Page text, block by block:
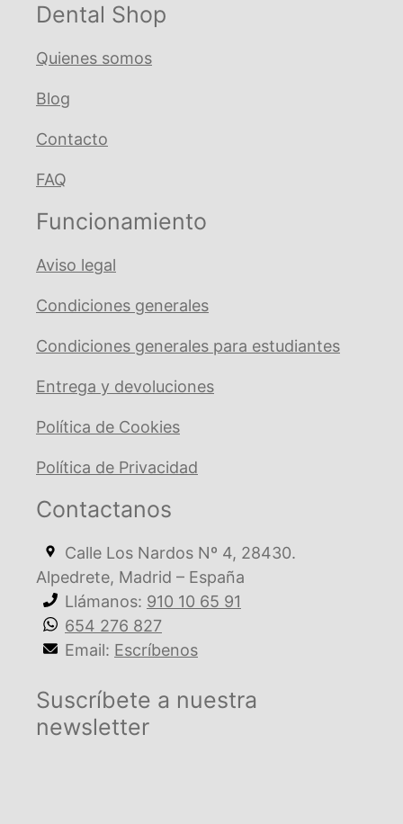
Dental Shop
Quienes somos
Blog
Contacto
FAQ
Funcionamiento
Aviso legal
Condiciones generales
Condiciones generales para estudiantes
Entrega y devoluciones
Política de Cookies
Política de Privacidad
Contactanos
Calle Los Nardos Nº 4, 28430.
Alpedrete, Madrid – España
Llámanos: 910 10 65 91
654 276 827
Email: Escríbenos
Suscríbete a nuestra
newsletter